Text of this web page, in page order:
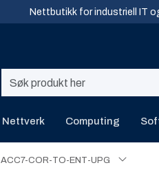
Nettbutikk for industriell IT
Nettverk Computing
ACC7-COR-TO-ENT-UPG